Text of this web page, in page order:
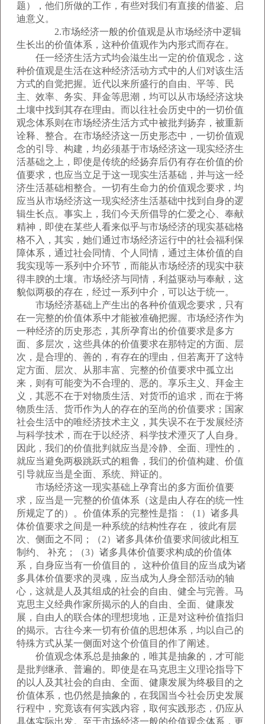
题），他们所做的工作，有些对我们有直接的借鉴、启
迪意义。
2.市场经济一般的价值观是从市场经济中逻辑
生长出的价值体系，这种价值观作为内形式而存在。
任一经济生活方式均会滋生出一定的价值观念，这
种价值观是生活在这种经济活动方式中的人们对该生活
方式的自觉把握。近代以来所盛行的自由、平等、民
主、效率、务实、拜金等思潮，均可以从市场经济这块
土壤中找到其存在理由。而以往社会历史中的一切价值
观念体系则在市场经济生活方式中被批判扬弃，被重新
诠释、整合。在市场经济这一历史形态中，一切价值观
念的引导、构建，均必须基于市场经济这一现实经济生
活基础之上，即使是传统的经扬弃后仍有存在价值的价
值要求，也应当立足于这一现实生活基础，并与这一经
济生活基础相整合。一切有生命力的价值观念要求，均
应当从市场经济这一现实经济生活基础中找到自身的逻
辑生长点。事实上，我们今天所倡导的仁爱之心、奉献
精神，即使在某些人看来似乎与市场经济的现实基础格
格不入，其实，她们通过市场经济运行中的社会福利保
障体系，通过社会同情、个人同情，通过主体价值的自
我实现等一系列中介环节，而能从市场经济的现实中获
得丰腴的土壤。市场经济与同情，利益驱动与奉献，这
貌似两极的存在，经过一系列中介，可以达于统一。
市场经济基础上产生出的各种价值观念要求，只有
在一完整的价值体系中才能被准确把握。市场经济作为
一种经济的历史形态，其所孕育出的价值要求是多方
面、多层次，这些具体的价值要求在那特定的方面、层
次，是合理的、善的，有存在的理由，但若离开了这特
定方面、层次、从那丰富、完整的价值要求中孤立出
来，则有可能变为不合理的、恶的。享乐主义、拜金主
义，其恶不在于对物质生活、对货币的追求，而在于将
物质生活、货币作为人的存在的至尚的价值要求；国家
社会生活中的唯经济技术主义，其失误不在于发展经济
与科学技术，而在于以经济、科学技术湮灭了人自身。
因此，我们的价值批判就应当是冷静、全面、理性的，
就应当避免两极跳跃式的粗鲁，我们的价值构建、价值
引导就应当是全面、系统、辩证的。
市场经济这一现实基础上孕育出的多方面价值要
求，应当是一完整的价值体系（这是由人存在的统一性
所规定了的）。价值体系的完整性是指：（1）诸多具
体价值要求之间是一种系统的结构性存在， 彼此有层
次、侧面之不同；（2）诸多具体价值要求间彼此相互
制约、 补充；（3）诸多具体价值要求构成的价值体
系，自身应当有一价值目的， 这种价值目的应当成为诸
多具体价值要求的灵魂，应当成为人身全部活动的轴
心，这就是人及其组成的社会的自由、健全与完善。马
克思主义经典作家所揭示的人的自由、全面、健康发
展，自由人的联合体的理想境地，正是对这种价值指归
的揭示。古往今来一切有价值的思想体系，均以自己的
特殊方式从某一侧面对这个价值目的作了阐述。
价值观念体系总是抽象的，唯其是抽象的，才可能
是批判继承、普遍的。即使是在马克思主义理论指导下
的以人及其社会的自由、全面、健康发展为终极目的之
价值体系，也仍然是抽象的，在我国当今社会历史发展
行程中，究竟该有何实践内容，取何实践形态，仍应从
具体实际出发。至于市场经济一般的价值观念体系，更